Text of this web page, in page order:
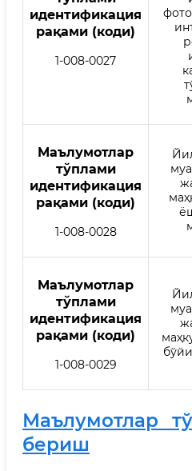
идентификация
рақами (коди)
1-008-0027
Mаълумотлар
тўплами
идентификация
рақами (коди)
1-008-0028
Mаълумотлар
тўплами
идентификация
рақами (коди)
1-008-0029
Маълумотлар
бериш